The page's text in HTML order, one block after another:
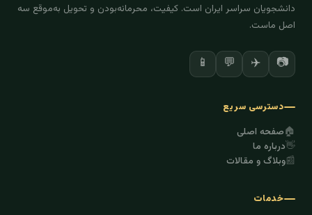
دانشجویان سراسر ایران است. کیفیت، محرمانه‌بودن و تحویل به‌موقع سه
اصل ماست.
📷
✈️
💬
📱
دسترسی سریع
🏠صفحه اصلی
👋درباره ما
📰وبلاگ و مقالات
خدمات